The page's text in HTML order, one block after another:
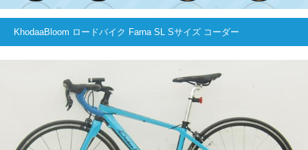
KhodaaBloom ロードバイク Farna SL Sサイズ コーダー